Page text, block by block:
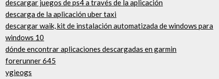
descargar juegos de ps4 a través de la aplicación
descarga de la aplicación uber taxi
descargar waik, kit de instalación automatizada de windows para
windows 10
dónde encontrar aplicaciones descargadas en garmin
forerunner 645
ygieogs